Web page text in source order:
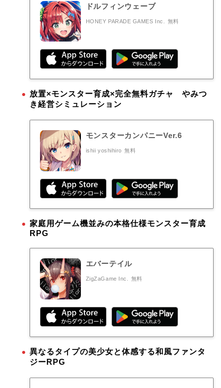
ドルフィンウェーブ
HONEY PARADE GAMES Inc. 無料
放置×モンスター育成×完全無料ガチャ やみつ
き経営シミュレーション
モンスターカンパニーVer.6
ishii yoshihiro 無料
家庭用ゲーム機並みの本格仕様モンスター育成
RPG
エバーテイル
ZigZaGame Inc. 無料
異なるタイプの美少女と体感する和風ファンタ
ジーRPG